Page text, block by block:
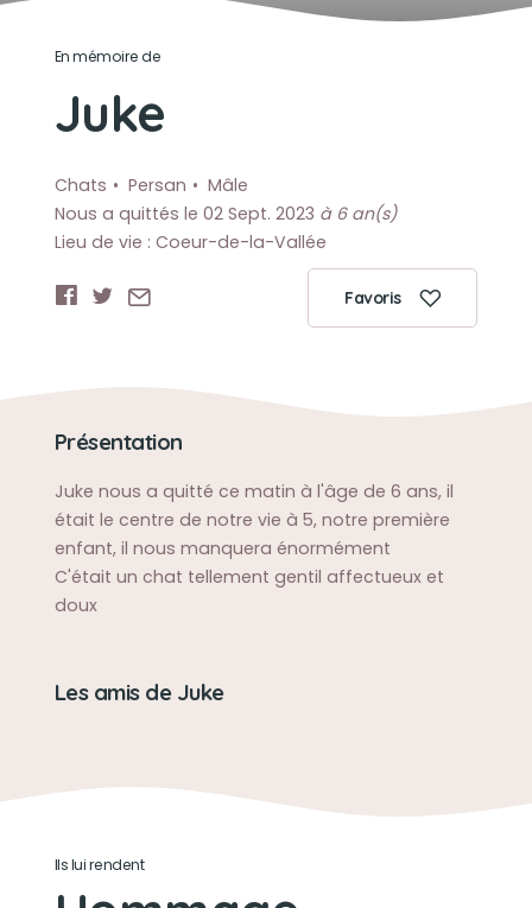
En mémoire de
Juke
Chats Persan
Mâle
Nous a quittés le 02 Sept. 2023 à 6 an(s)
Lieu de vie : Coeur-de-la-Vallée
Favoris
Présentation
Juke nous a quitté ce matin à l'âge de 6 ans, il
était le centre de notre vie à 5, notre première
enfant, il nous manquera énormément
C'était un chat tellement gentil affectueux et
doux
Les amis de Juke
Ils lui rendent